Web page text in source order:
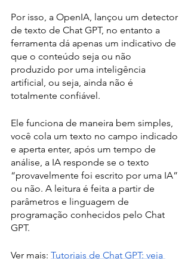
Por isso, a OpenIA, lançou um detector
de texto de Chat GPT, no entanto a
ferramenta dá apenas um indicativo de
que o conteúdo seja ou não
produzido por uma inteligência
artificial, ou seja, ainda não é
totalmente confiável.
Ele funciona de maneira bem simples,
você cola um texto no campo indicado
e aperta enter, após um tempo de
análise, a IA responde se o texto
“provavelmente foi escrito por uma IA”
ou não. A leitura é feita a partir de
parâmetros e linguagem de
programação conhecidos pelo Chat
GPT.
Ver mais: Tutoriais de Chat GPT: veja